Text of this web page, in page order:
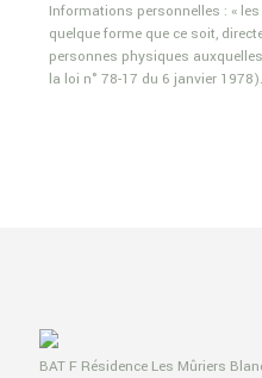
Informations personnelles : «
quelque forme que ce soit,
personnes physiques
la loi n° 78-17 du 6 janvier 1978).
BAT F Résidence Les Mûriers